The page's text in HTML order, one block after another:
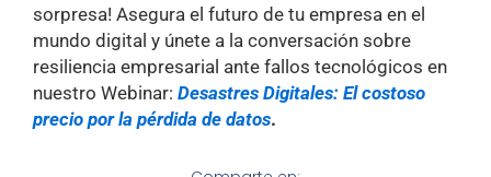
sorpresa! Asegura el futuro de tu empresa en el
mundo digital y únete a la conversación sobre
resiliencia empresarial ante fallos tecnológicos en
nuestro Webinar: Desastres Digitales: El costoso
precio por la pérdida de datos.